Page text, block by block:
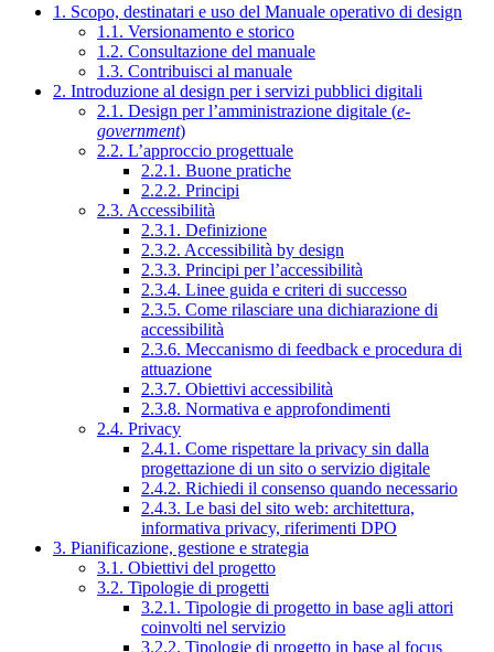
1. Scopo, destinatari e uso del Manuale operativo di design
1.1. Versionamento e storico
1.2. Consultazione del manuale
1.3. Contribuisci al manuale
2. Introduzione al design per i servizi pubblici digitali
2.1. Design per l’amministrazione digitale (e-
government)
2.2. L’approccio progettuale
2.2.1. Buone pratiche
2.2.2. Principi
2.3. Accessibilità
2.3.1. Definizione
2.3.2. Accessibilità by design
2.3.3. Principi per l’accessibilità
2.3.4. Linee guida e criteri di successo
2.3.5. Come rilasciare una dichiarazione di
accessibilità
2.3.6. Meccanismo di feedback e procedura di
attuazione
2.3.7. Obiettivi accessibilità
2.3.8. Normativa e approfondimenti
2.4. Privacy
2.4.1. Come rispettare la privacy sin dalla
progettazione di un sito o servizio digitale
2.4.2. Richiedi il consenso quando necessario
2.4.3. Le basi del sito web: architettura,
informativa privacy, riferimenti DPO
3. Pianificazione, gestione e strategia
3.1. Obiettivi del progetto
3.2. Tipologie di progetti
3.2.1. Tipologie di progetto in base agli attori
coinvolti nel servizio
3.2.2. Tipologie di progetto in base al focus